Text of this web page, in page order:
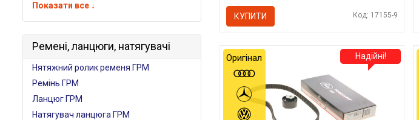
Показати все ↓
Ремені, ланцюги, натягувачі
Нятяжний ролик ременя ГРМ
Ремінь ГРМ
Ланцюг ГРМ
Натягувач ланцюга ГРМ
КУПИТИ Код: 17155-9
Надійні!
Оригінал